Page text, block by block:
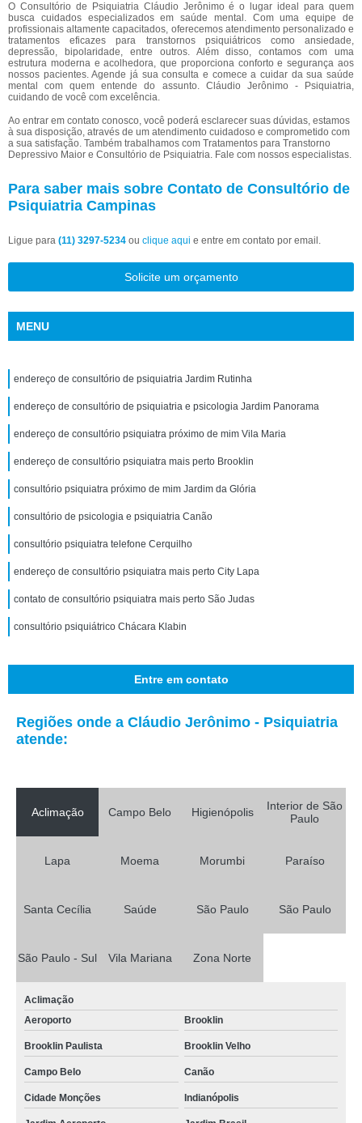
O Consultório de Psiquiatria Cláudio Jerônimo é o lugar ideal para quem
busca cuidados especializados em saúde mental. Com uma equipe de
profissionais altamente capacitados, oferecemos atendimento personalizado e
tratamentos eficazes para transtornos psiquiátricos como ansiedade,
depressão, bipolaridade, entre outros. Além disso, contamos com uma
estrutura moderna e acolhedora, que proporciona conforto e segurança aos
nossos pacientes. Agende já sua consulta e comece a cuidar da sua saúde
mental com quem entende do assunto. Cláudio Jerônimo - Psiquiatria,
cuidando de você com excelência.
Ao entrar em contato conosco, você poderá esclarecer suas dúvidas, estamos
à sua disposição, através de um atendimento cuidadoso e comprometido com
a sua satisfação. Também trabalhamos com Tratamentos para Transtorno
Depressivo Maior e Consultório de Psiquiatria. Fale com nossos especialistas.
Para saber mais sobre Contato de Consultório de
Psiquiatria Campinas
Ligue para (11) 3297-5234 ou clique aqui e entre em contato por email.
Solicite um orçamento
MENU
endereço de consultório de psiquiatria Jardim Rutinha
endereço de consultório de psiquiatria e psicologia Jardim Panorama
endereço de consultório psiquiatra próximo de mim Vila Maria
endereço de consultório psiquiatra mais perto Brooklin
consultório psiquiatra próximo de mim Jardim da Glória
consultório de psicologia e psiquiatria Canão
consultório psiquiatra telefone Cerquilho
endereço de consultório psiquiatra mais perto City Lapa
contato de consultório psiquiatra mais perto São Judas
consultório psiquiátrico Chácara Klabin
Entre em contato
Regiões onde a Cláudio Jerônimo - Psiquiatria
atende:
Aclimação Campo Belo Higienópolis
Interior de São
Paulo
Lapa Moema Morumbi Paraíso
Santa Cecília Saúde São Paulo São Paulo
São Paulo - Sul Vila Mariana Zona Norte
Aclimação
Aeroporto
Brooklin
Brooklin Paulista Brooklin Velho
Campo Belo Canão
Cidade Monções Indianópolis